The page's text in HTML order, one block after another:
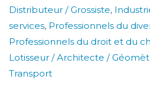
Distributeur / Grossiste,
services, Professionnels du
Professionnels du droit et du
Lotisseur / Architecte /
Transport